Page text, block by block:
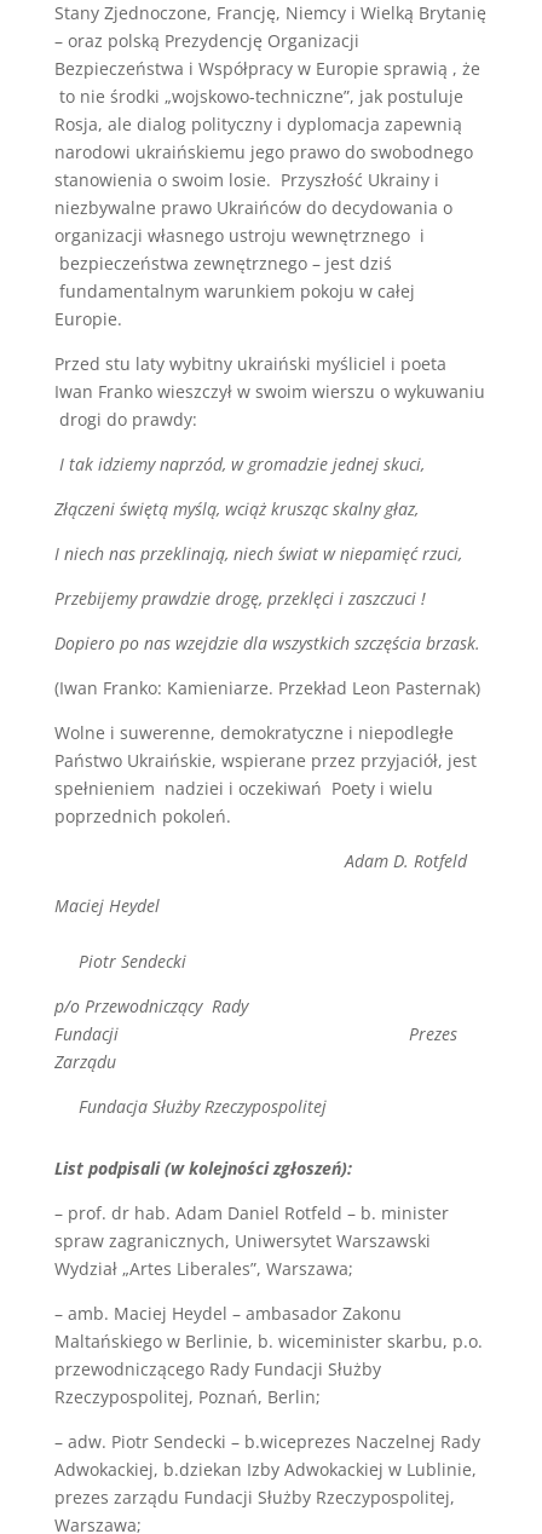
Stany Zjednoczone, Francję, Niemcy i Wielką Brytanię
– oraz polską Prezydencję Organizacji
Bezpieczeństwa i Współpracy w Europie sprawią , że
to nie środki „wojskowo-techniczne”, jak postuluje
Rosja, ale dialog polityczny i dyplomacja zapewnią
narodowi ukraińskiemu jego prawo do swobodnego
stanowienia o swoim losie. Przyszłość Ukrainy i
niezbywalne prawo Ukraińców do decydowania o
organizacji własnego ustroju wewnętrznego i
bezpieczeństwa zewnętrznego – jest dziś
fundamentalnym warunkiem pokoju w całej
Europie.
Przed stu laty wybitny ukraiński myśliciel i poeta
Iwan Franko wieszczył w swoim wierszu o wykuwaniu
drogi do prawdy:
I tak idziemy naprzód, w gromadzie jednej skuci,
Złączeni świętą myślą, wciąż krusząc skalny głaz,
I niech nas przeklinają, niech świat w niepamięć rzuci,
Przebijemy prawdzie drogę, przeklęci i zaszczuci !
Dopiero po nas wzejdzie dla wszystkich szczęścia brzask.
(Iwan Franko: Kamieniarze. Przekład Leon Pasternak)
Wolne i suwerenne, demokratyczne i niepodległe
Państwo Ukraińskie, wspierane przez przyjaciół, jest
spełnieniem nadziei i oczekiwań Poety i wielu
poprzednich pokoleń.
Adam D. Rotfeld
Maciej Heydel
Piotr Sendecki
p/o Przewodniczący Rady
Fundacji Prezes
Zarządu
Fundacja Służby Rzeczypospolitej
List podpisali (w kolejności zgłoszeń):
– prof. dr hab. Adam Daniel Rotfeld – b. minister
spraw zagranicznych, Uniwersytet Warszawski
Wydział „Artes Liberales”, Warszawa;
– amb. Maciej Heydel – ambasador Zakonu
Maltańskiego w Berlinie, b. wiceminister skarbu, p.o.
przewodniczącego Rady Fundacji Służby
Rzeczypospolitej, Poznań, Berlin;
– adw. Piotr Sendecki – b.wiceprezes Naczelnej Rady
Adwokackiej, b.dziekan Izby Adwokackiej w Lublinie,
prezes zarządu Fundacji Służby Rzeczypospolitej,
Warszawa;